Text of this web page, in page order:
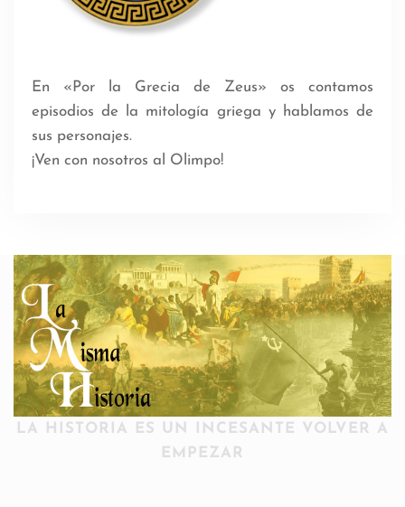
En «Por la Grecia de Zeus» os contamos
episodios de la mitología griega y hablamos de
sus personajes.
¡Ven con nosotros al Olimpo!
LA HISTORIA ES UN INCESANTE VOLVER A
EMPEZAR